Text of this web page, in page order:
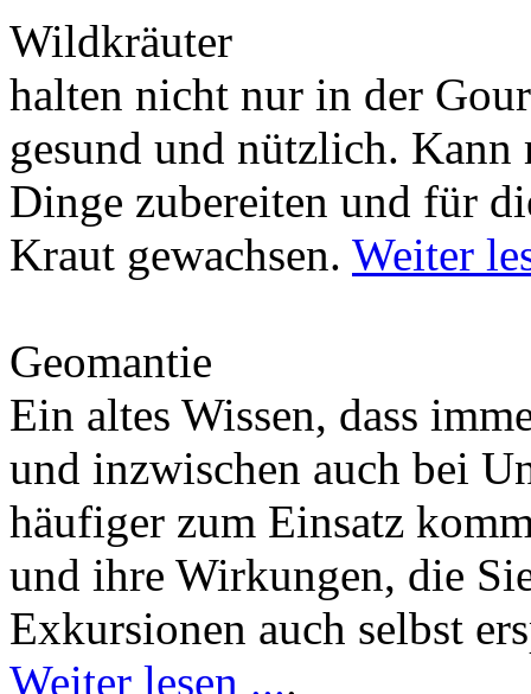
Wildkräuter
halten nicht nur in der
gesund und nützlich.
Dinge zubereiten und für
Kraut gewachsen. Weiter
Geomantie
Ein altes Wissen, dass
und inzwischen auch bei
häufiger zum Einsatz
und ihre Wirkungen, die
Exkursionen auch selbst
Weiter lesen ....